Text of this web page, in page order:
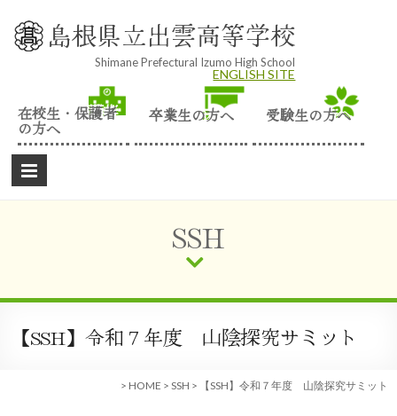
content 島根県立出雲高等学校
Shimane Prefectural Izumo High School
ENGLISH SITE
在校生・保護者
の方へ
卒業生の方へ 受験生の方へ
SSH
【SSH】令和７年度 山陰探究サミット
> HOME > SSH > 【SSH】令和７年度 山陰探究サミット